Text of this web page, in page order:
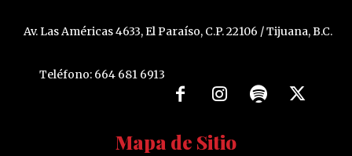
Av. Las Américas 4633, El Paraíso, C.P. 22106 / Tijuana, B.C.
Teléfono: 664 681 6913
Mapa de Sitio